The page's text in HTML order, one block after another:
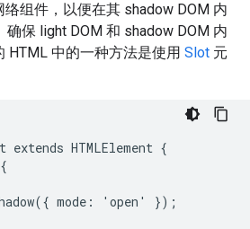
组件，以便在其 shadow DOM 内
确保 light DOM 和 shadow DOM 内
HTML 中的一种方法是使用 Slot 元
extends HTMLElement {
mode: 'open' });